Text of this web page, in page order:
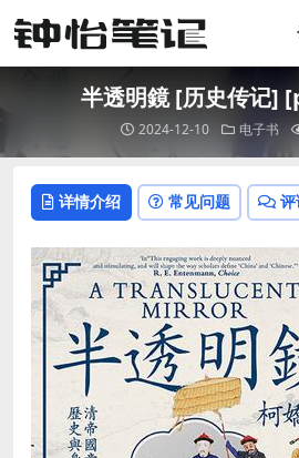
半透明鏡 [ 历史传记]
2024-12-10 电子书
详情介绍 常见问题 评